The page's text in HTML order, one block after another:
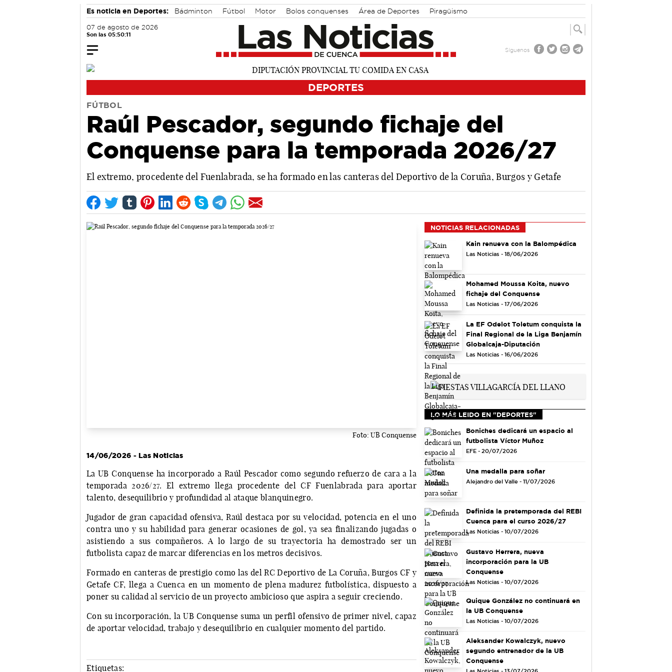
Es noticia en Deportes: Bádminton Fútbol Motor Bolos conquenses Área de Deportes Piragüismo
07 de agosto de 2026
Son las 05:50:12
Síguenos
DEPORTES
FÚTBOL
Raúl Pescador, segundo fichaje del
Conquense para la temporada 2026/27
El extremo, procedente del Fuenlabrada, se ha formado en las canteras del Deportivo de la Coruña, Burgos y Getafe
Foto: UB Conquense
14/06/2026 - Las Noticias
La UB Conquense ha incorporado a Raúl Pescador como segundo refuerzo de cara a la
temporada 2026/27. El extremo llega procedente del CF Fuenlabrada para aportar
talento, desequilibrio y profundidad al ataque blanquinegro.
Jugador de gran capacidad ofensiva, Raúl destaca por su velocidad, potencia en el uno
contra uno y su habilidad para generar ocasiones de gol, ya sea finalizando jugadas o
asistiendo a sus compañeros. A lo largo de su trayectoria ha demostrado ser un
futbolista capaz de marcar diferencias en los metros decisivos.
Formado en canteras de prestigio como las del RC Deportivo de La Coruña, Burgos CF y
Getafe CF, llega a Cuenca en un momento de plena madurez futbolística, dispuesto a
poner su calidad al servicio de un proyecto ambicioso que aspira a seguir creciendo.
Con su incorporación, la UB Conquense suma un perfil ofensivo de primer nivel, capaz
de aportar velocidad, trabajo y desequilibrio en cualquier momento del partido.
Etiquetas:
NOTICIAS RELACIONADAS
Kain renueva con la Balompédica
Las Noticias - 18/06/2026
Mohamed Moussa Koita, nuevo
fichaje del Conquense
Las Noticias - 17/06/2026
La EF Odelot Toletum conquista la
Final Regional de la Liga Benjamín
Globalcaja-Diputación
Las Noticias - 16/06/2026
LO MÁS LEIDO EN "DEPORTES"
Boniches dedicará un espacio al
futbolista Víctor Muñoz
EFE - 20/07/2026
Una medalla para soñar
Alejandro del Valle - 11/07/2026
Definida la pretemporada del REBI
Cuenca para el curso 2026/27
Las Noticias - 10/07/2026
Gustavo Herrera, nueva
incorporación para la UB
Conquense
Las Noticias - 10/07/2026
Quique González no continuará en
la UB Conquense
Las Noticias - 10/07/2026
Aleksander Kowalczyk, nuevo
segundo entrenador de la UB
Conquense